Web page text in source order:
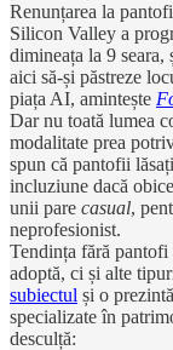
Renunțarea la
Silicon Valley a
dimineața la 9 seara,
aici să-și păstreze
piața AI, amintește
Dar nu toată lumea
modalitate prea
spun că pantofii
incluziune dacă
unii pare casual,
neprofesionist.
Tendința fără
adoptă, ci și alte
subiectul și o
specializate în
desculță: